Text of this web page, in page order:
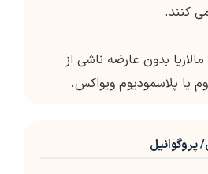
کنند.
بدون عارضه ناشی از
یا پلاسمودیوم ویواکس.
پروگوانیل